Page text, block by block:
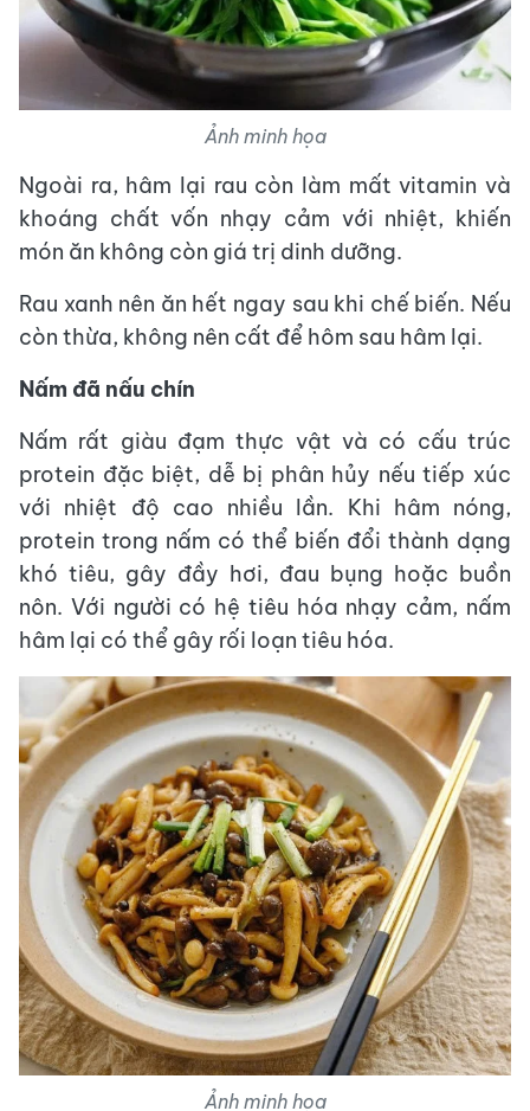
Ảnh minh họa
Ngoài ra, hâm lại rau còn làm mất vitamin và
khoáng chất vốn nhạy cảm với nhiệt, khiến
món ăn không còn giá trị dinh dưỡng.
Rau xanh nên ăn hết ngay sau khi chế biến. Nếu
còn thừa, không nên cất để hôm sau hâm lại.
Nấm đã nấu chín
Nấm rất giàu đạm thực vật và có cấu trúc
protein đặc biệt, dễ bị phân hủy nếu tiếp xúc
với nhiệt độ cao nhiều lần. Khi hâm nóng,
protein trong nấm có thể biến đổi thành dạng
khó tiêu, gây đầy hơi, đau bụng hoặc buồn
nôn. Với người có hệ tiêu hóa nhạy cảm, nấm
hâm lại có thể gây rối loạn tiêu hóa.
Ảnh minh họa